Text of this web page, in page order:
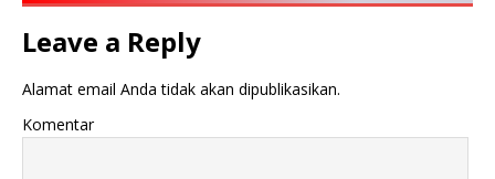
Leave a Reply
Alamat email Anda tidak akan dipublikasikan.
Komentar